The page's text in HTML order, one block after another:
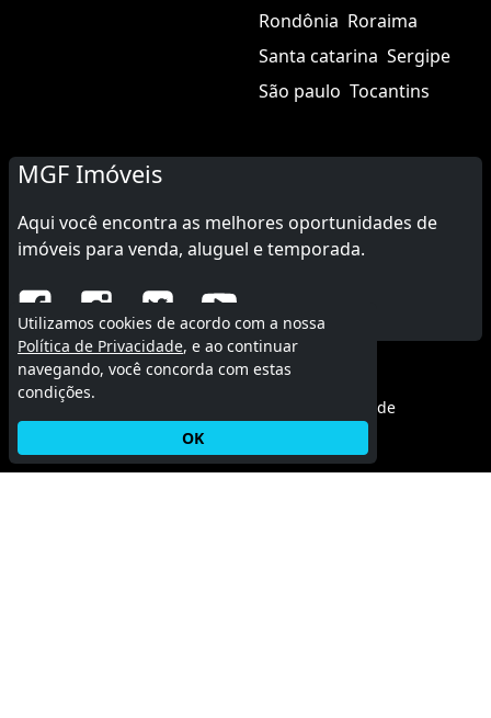
Rondônia Roraima
Santa catarina Sergipe
São paulo Tocantins
MGF Imóveis
Aqui você encontra as melhores oportunidades de
imóveis para venda, aluguel e temporada.
© 2015 - 2026 MGF Imóveis.
Política de privacidade
Utilizamos cookies de acordo com a nossa
Política de Privacidade, e ao continuar
navegando, você concorda com estas
condições.
OK